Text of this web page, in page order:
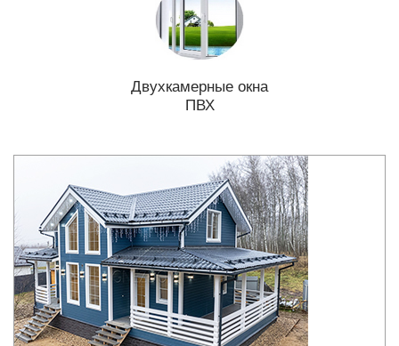
Двухкамерные окна
ПВХ